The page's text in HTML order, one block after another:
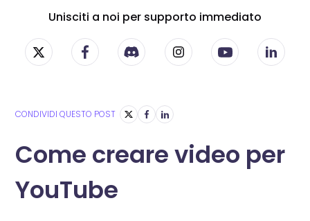
Unisciti a noi per supporto immediato
CONDIVIDI QUESTO POST
Come creare video per
YouTube